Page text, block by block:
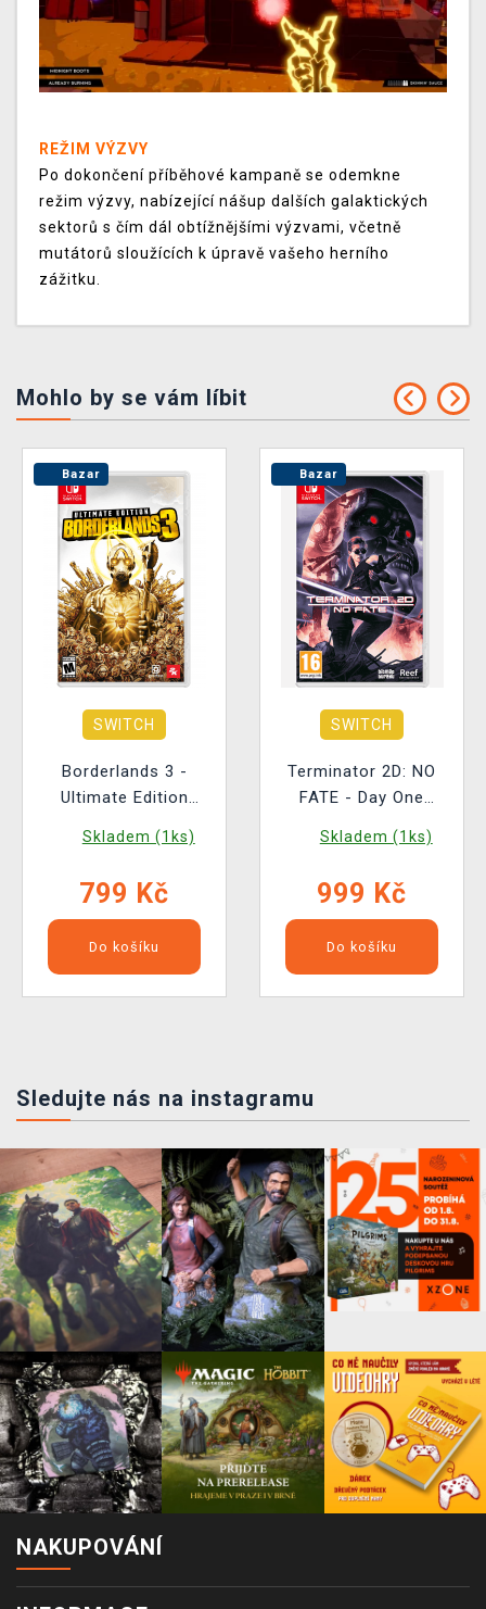
REŽIM VÝZVY
Po dokončení příběhové kampaně se odemkne
režim výzvy, nabízející nášup dalších galaktických
sektorů s čím dál obtížnějšími výzvami, včetně
mutátorů sloužících k úpravě vašeho herního
zážitku.
Mohlo by se vám líbit
Bazar
SWITCH
Borderlands 3 -
Ultimate Edition
Skladem (1ks)
799 Kč
Do košíku
Bazar
SWITCH
Terminator 2D: NO
FATE - Day One
Skladem (1ks)
999 Kč
Do košíku
Sledujte nás na instagramu
NAKUPOVÁNÍ